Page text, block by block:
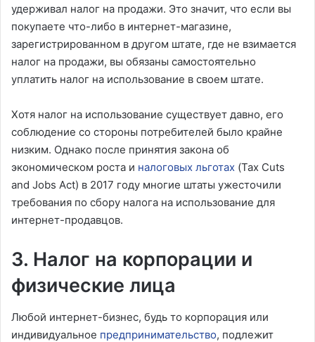
удерживал налог на продажи. Это значит, что если вы
покупаете что-либо в интернет-магазине,
зарегистрированном в другом штате, где не взимается
налог на продажи, вы обязаны самостоятельно
уплатить налог на использование в своем штате.
Хотя налог на использование существует давно, его
соблюдение со стороны потребителей было крайне
низким. Однако после принятия закона об
экономическом роста и налоговых льготах (Tax Cuts
and Jobs Act) в 2017 году многие штаты ужесточили
требования по сбору налога на использование для
интернет-продавцов.
3. Налог на корпорации и
физические лица
Любой интернет-бизнес, будь то корпорация или
индивидуальное предпринимательство, подлежит